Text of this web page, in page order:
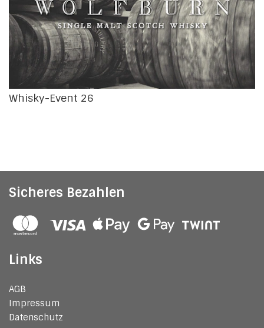
Whisky-Event 26
Sicheres Bezahlen
Links
AGB
Impressum
Datenschutz